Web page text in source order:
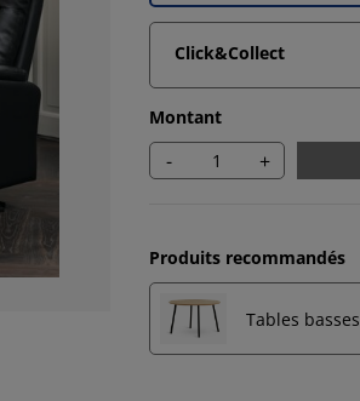
Click&Collect
Montant
- +
Produits recommandés
Tables basses